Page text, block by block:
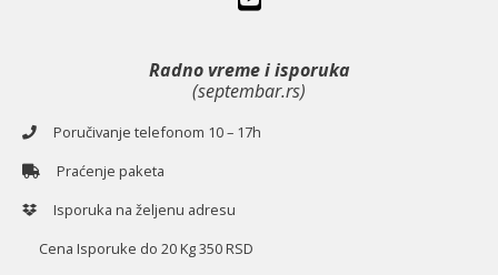
Radno vreme i isporuka
(septembar.rs)
Poručivanje telefonom 10 – 17h
Praćenje paketa
Isporuka na željenu adresu
Cena Isporuke do 20 Kg 350 RSD